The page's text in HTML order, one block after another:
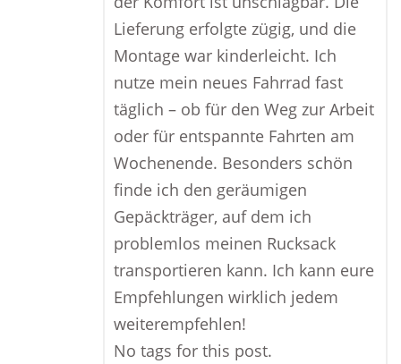
Lieferung erfolgte zügig, und die
Montage war kinderleicht. Ich
nutze mein neues Fahrrad fast
täglich – ob für den Weg zur Arbeit
oder für entspannte Fahrten am
Wochenende. Besonders schön
finde ich den geräumigen
Gepäckträger, auf dem ich
problemlos meinen Rucksack
transportieren kann. Ich kann eure
Empfehlungen wirklich jedem
weiterempfehlen!
No tags for this post.